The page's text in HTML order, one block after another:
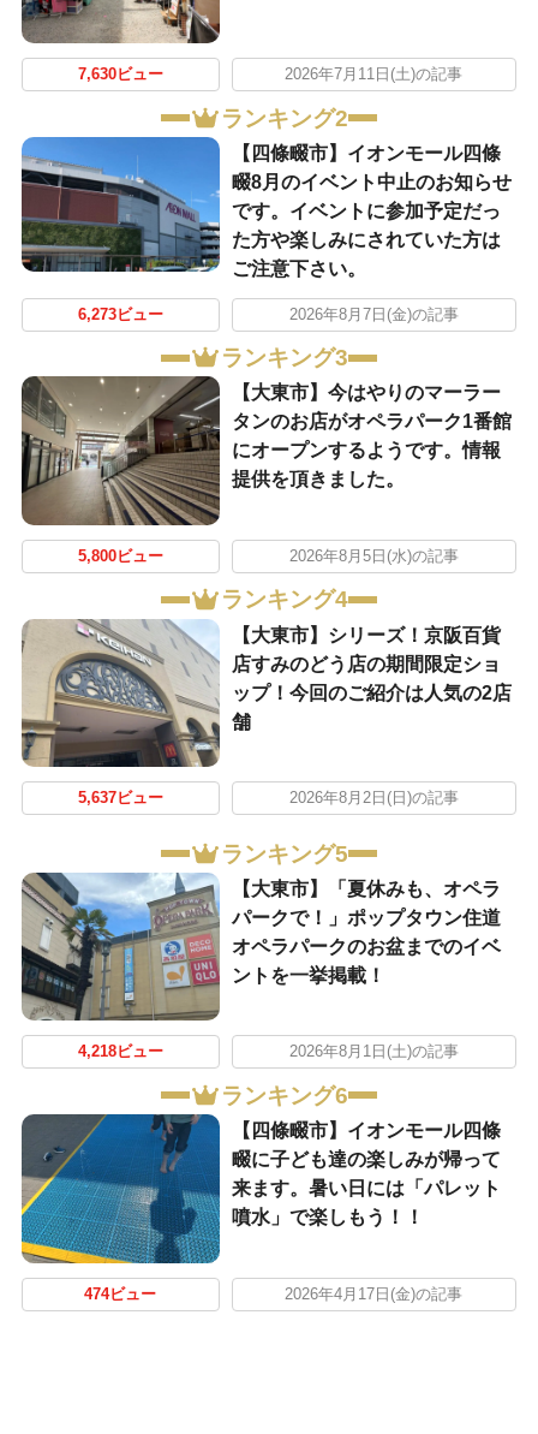
7,630ビュー 2026年7月11日(土)の記事
ランキング2
【四條畷市】イオンモール四條
畷8月のイベント中止のお知らせ
です。イベントに参加予定だっ
た方や楽しみにされていた方は
ご注意下さい。
6,273ビュー 2026年8月7日(金)の記事
ランキング3
【大東市】今はやりのマーラー
タンのお店がオペラパーク1番館
にオープンするようです。情報
提供を頂きました。
5,800ビュー 2026年8月5日(水)の記事
ランキング4
【大東市】シリーズ！京阪百貨
店すみのどう店の期間限定ショ
ップ！今回のご紹介は人気の2店
舗
5,637ビュー 2026年8月2日(日)の記事
ランキング5
【大東市】「夏休みも、オペラ
パークで！」ポップタウン住道
オペラパークのお盆までのイベ
ントを一挙掲載！
4,218ビュー 2026年8月1日(土)の記事
ランキング6
【四條畷市】イオンモール四條
畷に子ども達の楽しみが帰って
来ます。暑い日には「パレット
噴水」で楽しもう！！
474ビュー 2026年4月17日(金)の記事